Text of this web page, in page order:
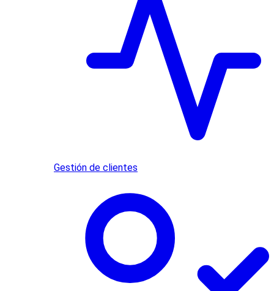
Gestión de clientes